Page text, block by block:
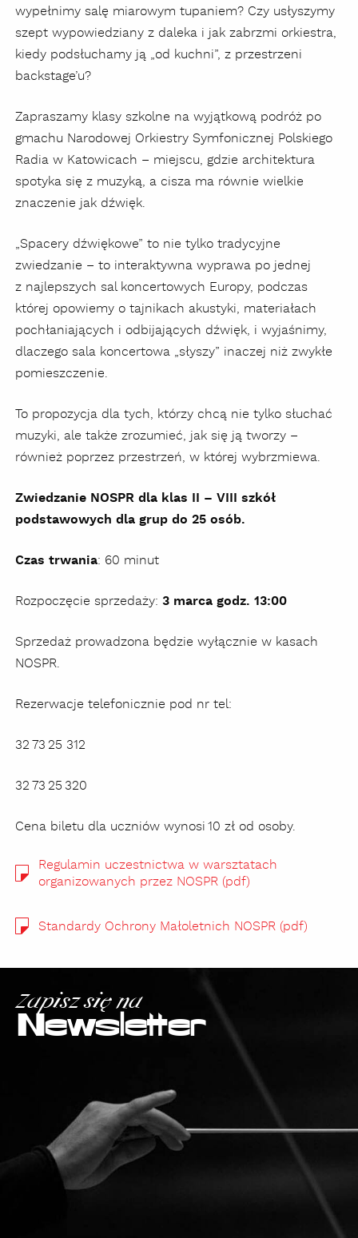
wypełnimy salę miarowym tupaniem? Czy usłyszymy
szept wypowiedziany z daleka i jak zabrzmi orkiestra,
kiedy podsłuchamy ją „od kuchni”, z przestrzeni
backstage’u?
Zapraszamy klasy szkolne na wyjątkową podróż po
gmachu Narodowej Orkiestry Symfonicznej Polskiego
Radia w Katowicach – miejscu, gdzie architektura
spotyka się z muzyką, a cisza ma równie wielkie
znaczenie jak dźwięk.
„Spacery dźwiękowe” to nie tylko tradycyjne
zwiedzanie – to interaktywna wyprawa po jednej
z najlepszych sal koncertowych Europy, podczas
której opowiemy o tajnikach akustyki, materiałach
pochłaniających i odbijających dźwięk, i wyjaśnimy,
dlaczego sala koncertowa „słyszy” inaczej niż zwykłe
pomieszczenie.
To propozycja dla tych, którzy chcą nie tylko słuchać
muzyki, ale także zrozumieć, jak się ją tworzy –
również poprzez przestrzeń, w której wybrzmiewa.
Zwiedzanie NOSPR dla klas II – VIII szkół
podstawowych dla grup do 25 osób.
Czas trwania: 60 minut
Rozpoczęcie sprzedaży: 3 marca godz. 13:00
Sprzedaż prowadzona będzie wyłącznie w kasach
NOSPR.
Rezerwacje telefonicznie pod nr tel:
32 73 25 312
32 73 25 320
Cena biletu dla uczniów wynosi 10 zł od osoby.
Regulamin uczestnictwa w warsztatach
organizowanych przez NOSPR (pdf)
Standardy Ochrony Małoletnich NOSPR (pdf)
Zapisz się na
Newsletter